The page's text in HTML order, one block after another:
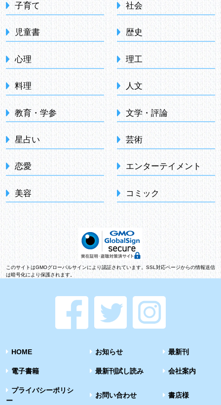
子育て
児童書
心理
料理
教育・学参
星占い
恋愛
美容
社会
歴史
理工
人文
文学・評論
芸術
エンターテイメント
コミック
このサイトはGMOグローバルサインにより認証されています。SSL対応ページからの情報送信
は暗号化により保護されます。
HOME お知らせ 最新刊
電子書籍 最新刊試し読み 会社案内
プライバシーポリシ
ー
お問い合わせ 書店様